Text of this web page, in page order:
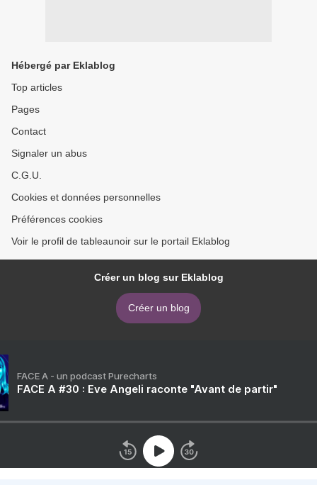
Hébergé par Eklablog
Top articles
Pages
Contact
Signaler un abus
C.G.U.
Cookies et données personnelles
Préférences cookies
Voir le profil de tableaunoir sur le portail Eklablog
Créer un blog sur Eklablog
Créer un blog
FACE A - un podcast Purecharts
FACE A #30 : Eve Angeli raconte "Avant de partir"